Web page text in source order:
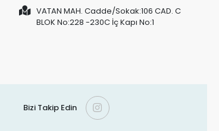
VATAN MAH. Cadde/Sokak:106 CAD. C
BLOK No:228 -230C İç Kapı No:1
Bizi Takip Edin